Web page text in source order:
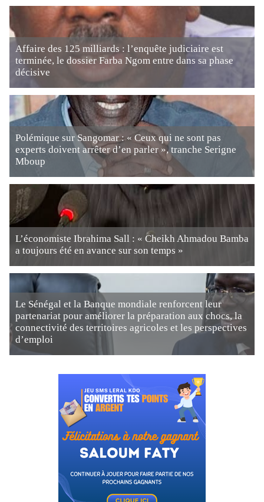
Affaire des 125 milliards : l’enquête judiciaire est
terminée, le dossier Farba Ngom entre dans sa phase
décisive
Polémique sur Sangomar : « Ceux qui ne sont pas
experts doivent arrêter d’en parler », tranche Serigne
Mboup
L’économiste Ibrahima Sall : « Cheikh Ahmadou Bamba
a toujours été en avance sur son temps »
Le Sénégal et la Banque mondiale renforcent leur
partenariat pour améliorer la préparation aux chocs, la
connectivité des territoires agricoles et les perspectives
d’emploi